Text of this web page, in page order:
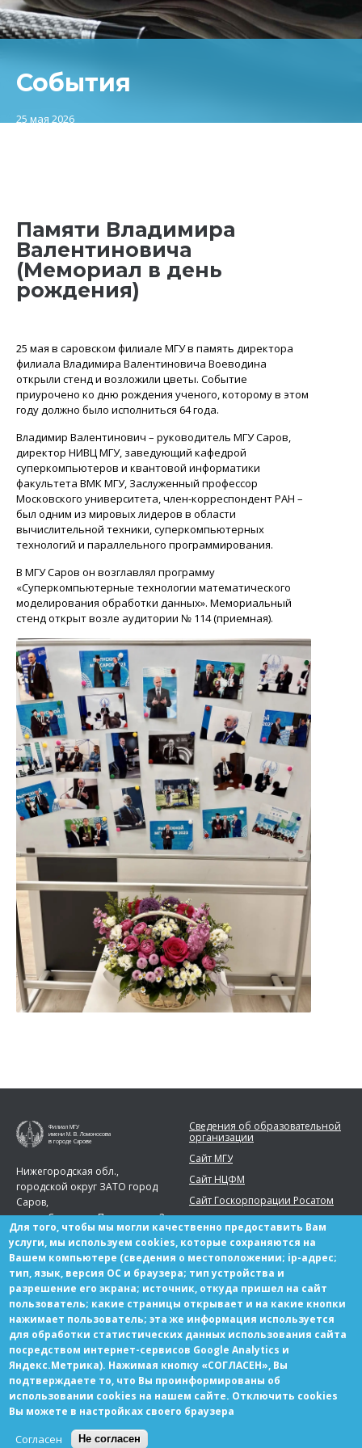
События
25 мая 2026
Памяти Владимира
Валентиновича
(Мемориал в день
рождения)
25 мая в саровском филиале МГУ в память директора
филиала Владимира Валентиновича Воеводина
открыли стенд и возложили цветы. Событие
приурочено ко дню рождения ученого, которому в этом
году должно было исполниться 64 года.
Владимир Валентинович – руководитель МГУ Саров,
директор НИВЦ МГУ, заведующий кафедрой
суперкомпьютеров и квантовой информатики
факультета ВМК МГУ, Заслуженный профессор
Московского университета, член-корреспондент РАН –
был одним из мировых лидеров в области
вычислительной техники, суперкомпьютерных
технологий и параллельного программирования.
В МГУ Саров он возглавлял программу
«Суперкомпьютерные технологии математического
моделирования обработки данных». Мемориальный
стенд открыт возле аудитории № 114 (приемная).
Филиал МГУ
имени М. В. Ломоносова
в городе Сарове
Нижегородская обл.,
городской округ ЗАТО город
Саров,
город Саров, ул. Парковая, д. 2
Телефон:+7 (83130) 99777
sarov.msu@yandex.ru
Сведения об образовательной
организации
Сайт МГУ
Сайт НЦФМ
Сайт Госкорпорации Росатом
Партнерам
Вакансии
© Copyright МГУ-Саров 2021 Все права защищены
Для того, чтобы мы могли качественно предоставить Вам
услуги, мы используем cookies, которые сохраняются на
Вашем компьютере (сведения о местоположении; ip-адрес;
тип, язык, версия ОС и браузера; тип устройства и
разрешение его экрана; источник, откуда пришел на сайт
пользователь; какие страницы открывает и на какие кнопки
нажимает пользователь; эта же информация используется
для обработки статистических данных использования сайта
посредством интернет-сервисов Google Analytics и
Яндекс.Метрика). Нажимая кнопку «СОГЛАСЕН», Вы
подтверждаете то, что Вы проинформированы об
использовании cookies на нашем сайте. Отключить cookies
Вы можете в настройках своего браузера
Согласен Не согласен